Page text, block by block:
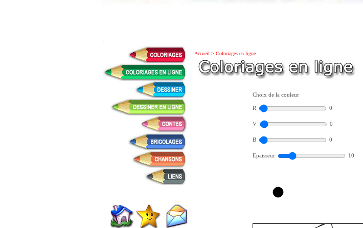
Accueil > Coloriages en ligne
Choix de la couleur
R 0
V 0
B 0
Epaisseur 10